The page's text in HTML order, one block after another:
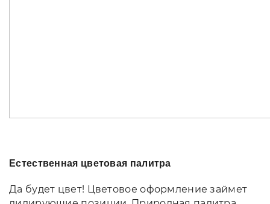
Естественная цветовая палитра
Да будет цвет! Цветовое оформление займет